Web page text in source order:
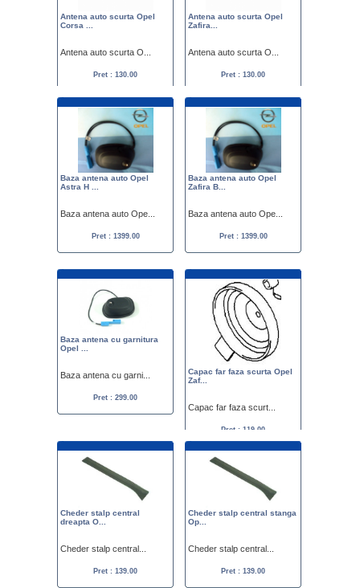
Antena auto scurta Opel
Corsa ...
Antena auto scurta O...
Pret : 130.00
Antena auto scurta Opel
Zafira...
Antena auto scurta O...
Pret : 130.00
Baza antena auto Opel
Astra H ...
Baza antena auto Ope...
Pret : 1399.00
Baza antena auto Opel
Zafira B...
Baza antena auto Ope...
Pret : 1399.00
Baza antena cu garnitura
Opel ...
Baza antena cu garni...
Pret : 299.00
Capac far faza scurta Opel
Zaf...
Capac far faza scurt...
Pret : 119.00
Cheder stalp central
dreapta O...
Cheder stalp central...
Pret : 139.00
Cheder stalp central stanga
Op...
Cheder stalp central...
Pret : 139.00